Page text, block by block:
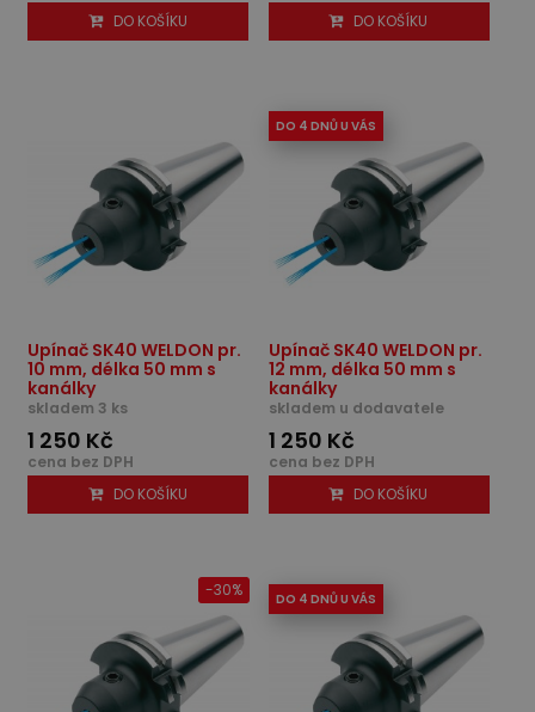
DO KOŠÍKU
DO KOŠÍKU
Upínač SK40 WELDON pr.
10 mm, délka 50 mm s
kanálky
skladem 3 ks
1 250 Kč
cena bez DPH
DO KOŠÍKU
DO 4 DNŮ U VÁS
Upínač SK40 WELDON pr.
12 mm, délka 50 mm s
kanálky
skladem u dodavatele
1 250 Kč
cena bez DPH
DO KOŠÍKU
-30% DO 4 DNŮ U VÁS